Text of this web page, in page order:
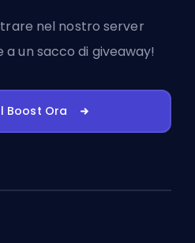
nel nostro server
un sacco di giveaway!
Boost Ora